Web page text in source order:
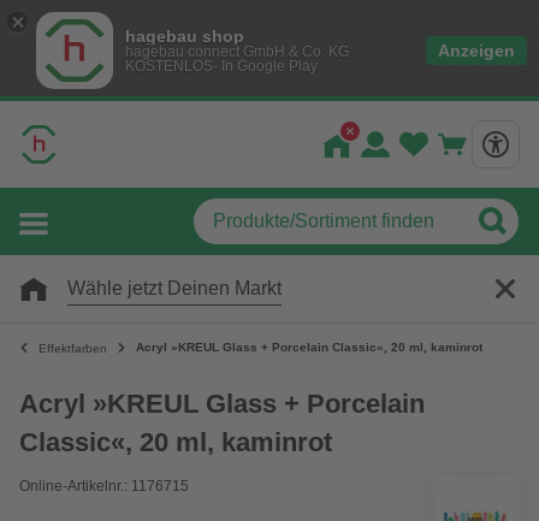
hagebau shop
hagebau connect GmbH & Co. KG
KOSTENLOS- In Google Play
Anzeigen
Wähle jetzt Deinen Markt
Effektfarben Acryl »KREUL Glass + Porcelain Classic«, 20 ml, kaminrot
Acryl »KREUL Glass + Porcelain
Classic«, 20 ml, kaminrot
Online-Artikelnr.: 1176715